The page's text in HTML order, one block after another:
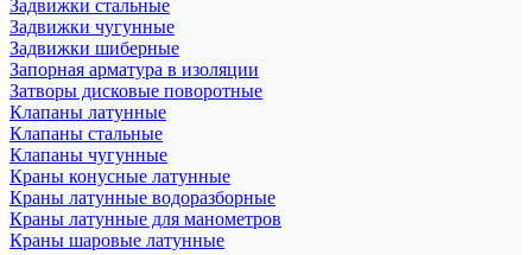
Задвижки стальные
Задвижки чугунные
Задвижки шиберные
Запорная арматура в изоляции
Затворы дисковые поворотные
Клапаны латунные
Клапаны стальные
Клапаны чугунные
Краны конусные латунные
Краны латунные водоразборные
Краны латунные для манометров
Краны шаровые латунные